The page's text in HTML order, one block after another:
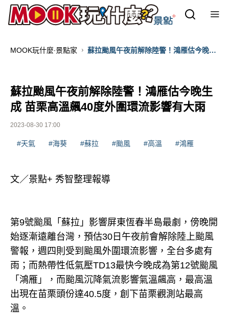
MOOK玩什麼‧景點家
蘇拉颱風午夜前解除陸警！鴻雁估今晚生
蘇拉颱風午夜前解除陸警！鴻雁估今晚生
成 苗栗高溫飆40度外圍環流影響有大雨
2023-08-30 17:00
#天氣 #海葵 #蘇拉 #颱風 #高溫 #鴻雁
文／景點+ 秀智整理報導
第9號颱風「蘇拉」影響屏東恆春半島最劇，傍晚開
始逐漸遠離台灣，預估30日午夜前會解除陸上颱風
警報，週四則受到颱風外圍環流影響，全台多處有
雨；而熱帶性低氣壓TD13最快今晚成為第12號颱風
「鴻雁」，而颱風沉降氣流影響氣溫飆高，最高溫
出現在苗栗頭份達40.5度，創下苗栗觀測站最高
溫。